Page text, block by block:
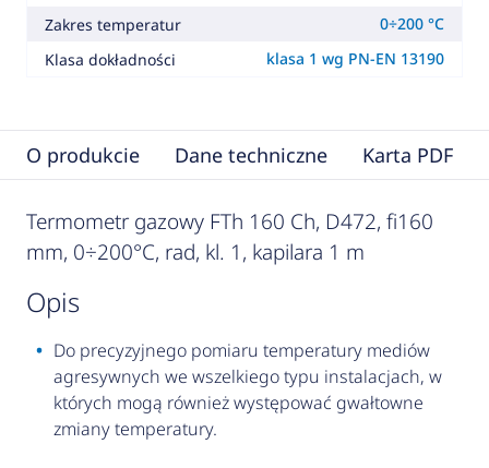
Zakres temperatur
0÷200 °C
Klasa dokładności
klasa 1 wg PN-EN 13190
O produkcie Dane techniczne Karta PDF
Termometr gazowy FTh 160 Ch, D472, fi160
mm, 0÷200°C, rad, kl. 1, kapilara 1 m
opis
Do precyzyjnego pomiaru temperatury mediów
agresywnych we wszelkiego typu instalacjach, w
których mogą również występować gwałtowne
zmiany temperatury.